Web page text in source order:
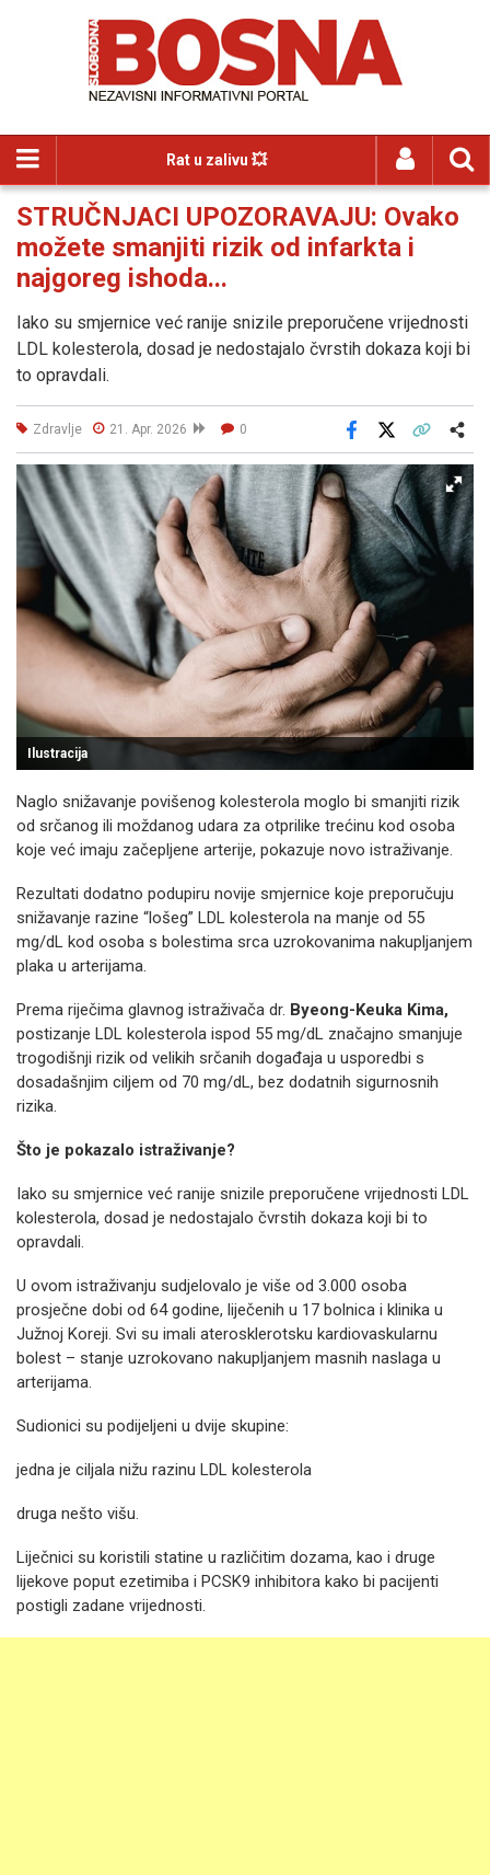
Rat u zalivu 💥
STRUČNJACI UPOZORAVAJU: Ovako
možete smanjiti rizik od infarkta i
najgoreg ishoda...
Iako su smjernice već ranije snizile preporučene vrijednosti
LDL kolesterola, dosad je nedostajalo čvrstih dokaza koji bi
to opravdali.
Zdravlje 21. Apr. 2026 0
Facebook
Ilustracija
Naglo snižavanje povišenog kolesterola moglo bi smanjiti rizik
od srčanog ili moždanog udara za otprilike trećinu kod osoba
koje već imaju začepljene arterije, pokazuje novo istraživanje.
Rezultati dodatno podupiru novije smjernice koje preporučuju
snižavanje razine “lošeg” LDL kolesterola na manje od 55
mg/dL kod osoba s bolestima srca uzrokovanima nakupljanjem
plaka u arterijama.
Prema riječima glavnog istraživača dr. Byeong-Keuka Kima,
postizanje LDL kolesterola ispod 55 mg/dL značajno smanjuje
trogodišnji rizik od velikih srčanih događaja u usporedbi s
dosadašnjim ciljem od 70 mg/dL, bez dodatnih sigurnosnih
rizika.
Što je pokazalo istraživanje?
Iako su smjernice već ranije snizile preporučene vrijednosti LDL
kolesterola, dosad je nedostajalo čvrstih dokaza koji bi to
opravdali.
U ovom istraživanju sudjelovalo je više od 3.000 osoba
prosječne dobi od 64 godine, liječenih u 17 bolnica i klinika u
Južnoj Koreji. Svi su imali aterosklerotsku kardiovaskularnu
bolest – stanje uzrokovano nakupljanjem masnih naslaga u
arterijama.
Sudionici su podijeljeni u dvije skupine:
jedna je ciljala nižu razinu LDL kolesterola
druga nešto višu.
Liječnici su koristili statine u različitim dozama, kao i druge
lijekove poput ezetimiba i PCSK9 inhibitora kako bi pacijenti
postigli zadane vrijednosti.